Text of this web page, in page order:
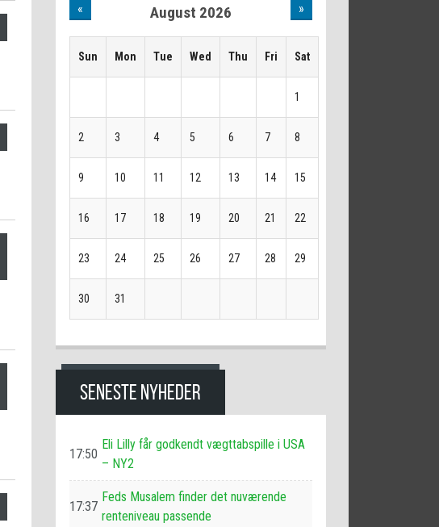
« August 2026 »
Sun Mon Tue Wed Thu Fri Sat
1
2 3 4 5 6 7 8
9 10 11 12 13 14 15
16 17 18 19 20 21 22
23 24 25 26 27 28 29
30 31
SENESTE NYHEDER
17:50
Eli Lilly får godkendt vægttabspille i USA
– NY2
17:37
Feds Musalem finder det nuværende
renteniveau passende